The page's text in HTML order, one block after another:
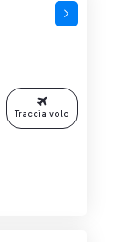
Traccia volo